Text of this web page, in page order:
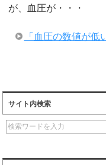
が、血圧が・・・
「血圧の数値が
サイト内検索